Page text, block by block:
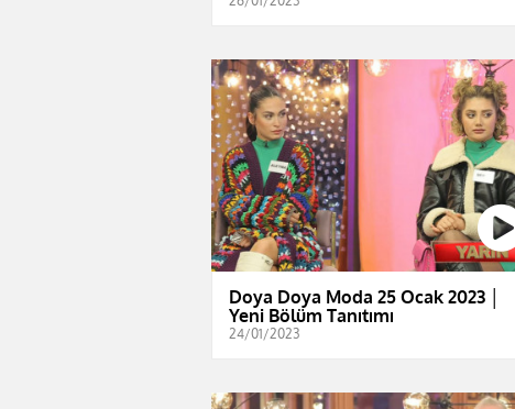
Doya Doya Moda 25 Ocak 2023 │
Yeni Bölüm Tanıtımı
24/01/2023